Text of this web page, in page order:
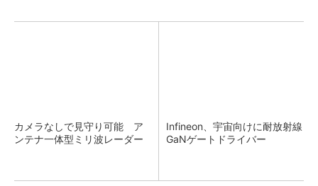
カメラなしで見守り可能 ア
ンテナ一体型ミリ波レーダー
Infineon、宇宙向けに耐放射線
GaNゲートドライバー